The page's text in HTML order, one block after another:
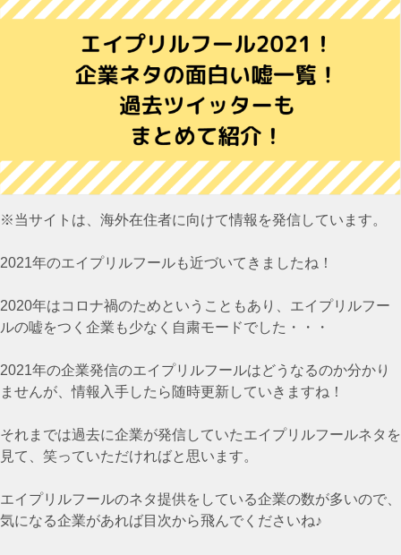
※当サイトは、海外在住者に向けて情報を発信しています。
2021年のエイプリルフールも近づいてきましたね！
2020年はコロナ禍のためということもあり、エイプリルフー
ルの嘘をつく企業も少なく自粛モードでした・・・
2021年の企業発信のエイプリルフールはどうなるのか分かり
ませんが、情報入手したら随時更新していきますね！
それまでは過去に企業が発信していたエイプリルフールネタを
見て、笑っていただければと思います。
エイプリルフールのネタ提供をしている企業の数が多いので、
気になる企業があれば目次から飛んでくださいね♪